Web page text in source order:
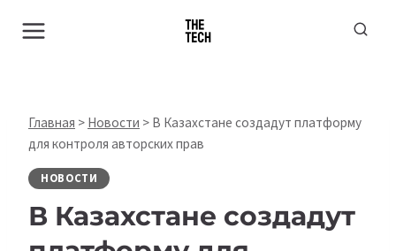
Главная > Новости > В Казахстане создадут платформу
для контроля авторских прав
НОВОСТИ
В Казахстане создадут